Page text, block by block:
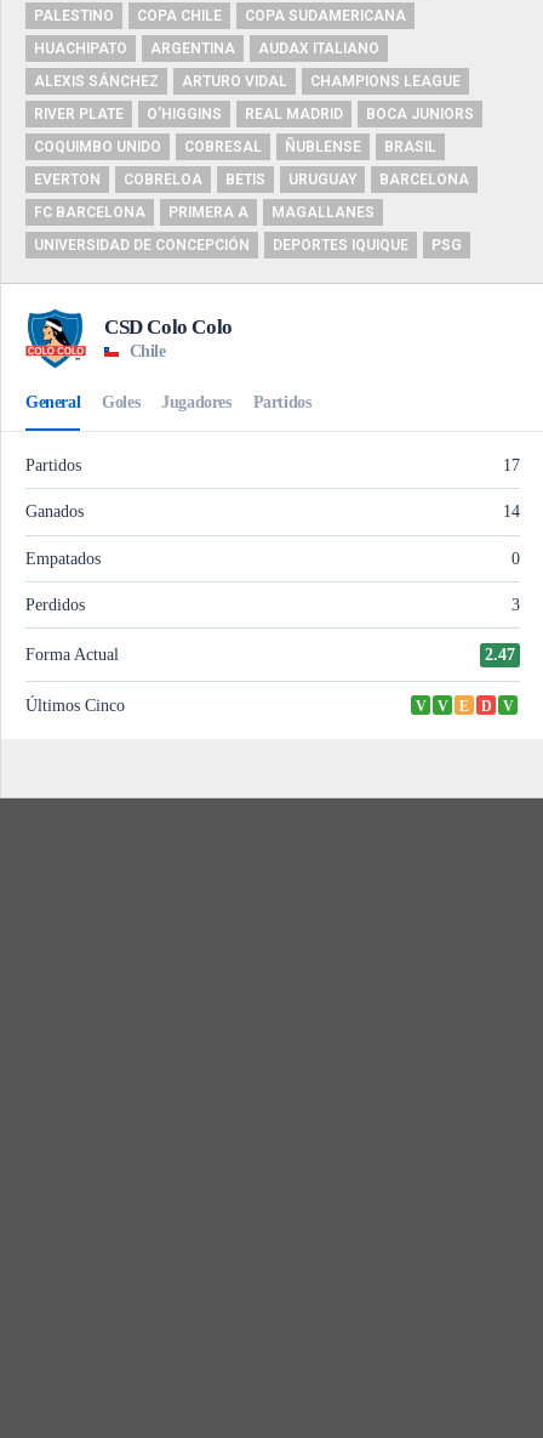
PALESTINO
COPA CHILE
COPA SUDAMERICANA
HUACHIPATO
ARGENTINA
AUDAX ITALIANO
ALEXIS SÁNCHEZ
ARTURO VIDAL
CHAMPIONS LEAGUE
RIVER PLATE
O'HIGGINS REAL MADRID
BOCA JUNIORS
COQUIMBO UNIDO
COBRESAL ÑUBLENSE
BRASIL
EVERTON
COBRELOA BETIS URUGUAY
BARCELONA
FC BARCELONA
PRIMERA A
MAGALLANES
UNIVERSIDAD DE CONCEPCIÓN
DEPORTES IQUIQUE PSG